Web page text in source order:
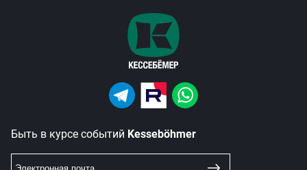
Быть в курсе событий Kesseböhmer